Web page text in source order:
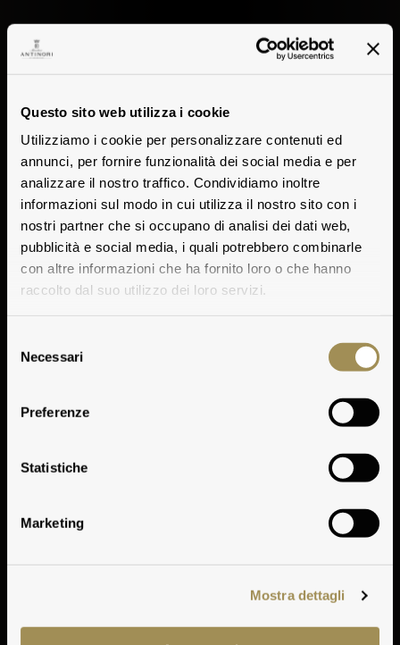
Questo sito web utilizza i cookie
Utilizziamo i cookie per personalizzare contenuti ed
annunci, per fornire funzionalità dei social media e per
analizzare il nostro traffico. Condividiamo inoltre
informazioni sul modo in cui utilizza il nostro sito con i
nostri partner che si occupano di analisi dei dati web,
pubblicità e social media, i quali potrebbero combinarle
con altre informazioni che ha fornito loro o che hanno
raccolto dal suo utilizzo dei loro servizi.
delNecessari
Preferenze
Statistiche
Marketing
Mostra dettagli
Tasting Notes